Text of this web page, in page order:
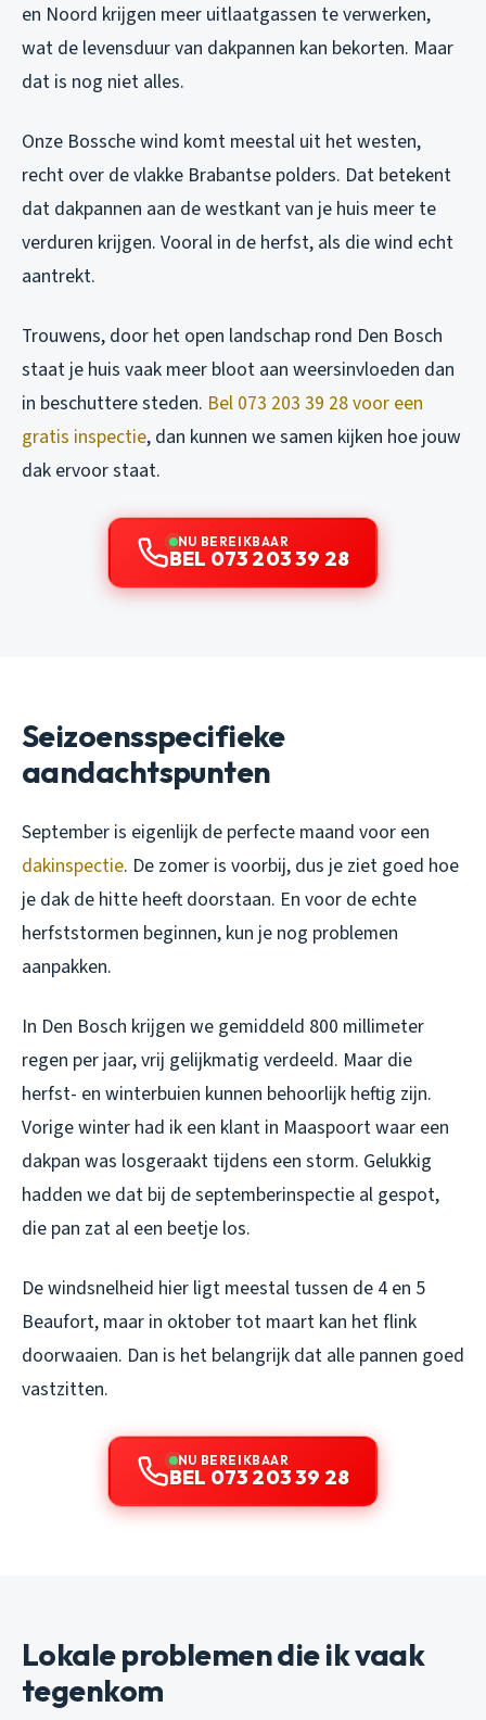
en Noord krijgen meer uitlaatgassen te verwerken,
wat de levensduur van dakpannen kan bekorten. Maar
dat is nog niet alles.
Onze Bossche wind komt meestal uit het westen,
recht over de vlakke Brabantse polders. Dat betekent
dat dakpannen aan de westkant van je huis meer te
verduren krijgen. Vooral in de herfst, als die wind echt
aantrekt.
Trouwens, door het open landschap rond Den Bosch
staat je huis vaak meer bloot aan weersinvloeden dan
in beschuttere steden. Bel 073 203 39 28 voor een
gratis inspectie, dan kunnen we samen kijken hoe jouw
dak ervoor staat.
NU BEREIKBAAR
BEL 073 203 39 28
Seizoensspecifieke
aandachtspunten
September is eigenlijk de perfecte maand voor een
dakinspectie. De zomer is voorbij, dus je ziet goed hoe
je dak de hitte heeft doorstaan. En voor de echte
herfststormen beginnen, kun je nog problemen
aanpakken.
In Den Bosch krijgen we gemiddeld 800 millimeter
regen per jaar, vrij gelijkmatig verdeeld. Maar die
herfst- en winterbuien kunnen behoorlijk heftig zijn.
Vorige winter had ik een klant in Maaspoort waar een
dakpan was losgeraakt tijdens een storm. Gelukkig
hadden we dat bij de septemberinspectie al gespot,
die pan zat al een beetje los.
De windsnelheid hier ligt meestal tussen de 4 en 5
Beaufort, maar in oktober tot maart kan het flink
doorwaaien. Dan is het belangrijk dat alle pannen goed
vastzitten.
NU BEREIKBAAR
BEL 073 203 39 28
Lokale problemen die ik vaak
tegenkom